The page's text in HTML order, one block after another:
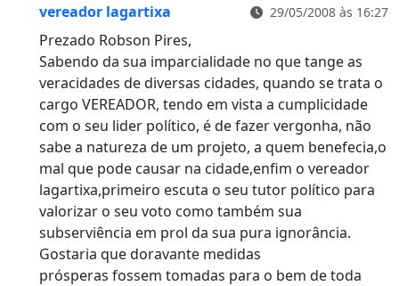
vereador lagartixa 29/05/2008 às 16:27
Prezado Robson Pires,
Sabendo da sua imparcialidade no que tange as
veracidades de diversas cidades, quando se trata o
cargo VEREADOR, tendo em vista a cumplicidade
com o seu lider político, é de fazer vergonha, não
sabe a natureza de um projeto, a quem benefecia,o
mal que pode causar na cidade,enfim o vereador
lagartixa,primeiro escuta o seu tutor político para
valorizar o seu voto como também sua
subserviência em prol da sua pura ignorância.
Gostaria que doravante medidas
prósperas fossem tomadas para o bem de toda